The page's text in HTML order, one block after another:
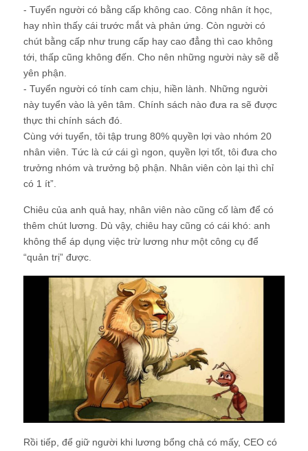
- Tuyển người có bằng cấp không cao. Công nhân ít học,
hay nhìn thấy cái trước mắt và phản ứng. Còn người có
chút bằng cấp như trung cấp hay cao đẳng thì cao không
tới, thấp cũng không đến. Cho nên những người này sẽ dễ
yên phận.
- Tuyển người có tính cam chịu, hiền lành. Những người
này tuyển vào là yên tâm. Chính sách nào đưa ra sẽ được
thực thi chính sách đó.
Cùng với tuyển, tôi tập trung 80% quyền lợi vào nhóm 20
nhân viên. Tức là cứ cái gì ngon, quyền lợi tốt, tôi đưa cho
trưởng nhóm và trưởng bộ phận. Nhân viên còn lại thì chỉ
có 1 ít”.
Chiêu của anh quả hay, nhân viên nào cũng cố làm để có
thêm chút lương. Dù vậy, chiêu hay cũng có cái khó: anh
không thể áp dụng việc trừ lương như một công cụ để
“quản trị” được.
Rồi tiếp, để giữ người khi lương bổng chả có mấy, CEO có